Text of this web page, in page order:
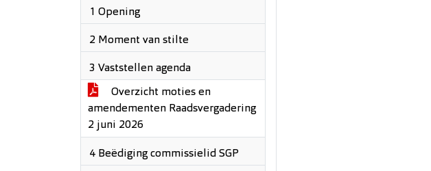
1 Opening
2 Moment van stilte
3 Vaststellen agenda
Overzicht moties en
amendementen Raadsvergadering
2 juni 2026
4 Beëdiging commissielid SGP